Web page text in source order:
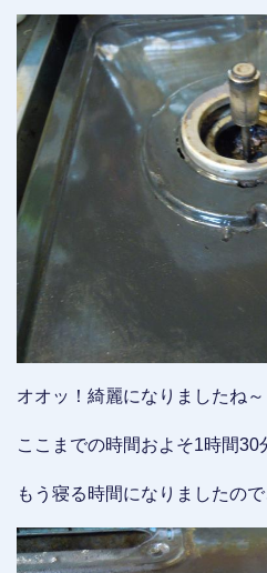
オオッ！綺麗になりましたね～
ここまでの時間およそ1時間30
もう寝る時間になりましたの